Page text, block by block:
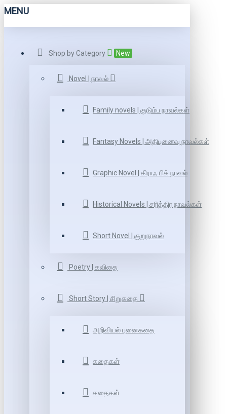
MENU
Shop by Category New
Novel | நாவல்
Family novels | குடும்ப நாவல்கள்
Fantasy Novels | அதிபுனைவு நாவல்கள்
Graphic Novel | கிராஃ பிக் நாவல்
Historical Novels | சரித்திர நாவல்கள்
Short Novel | குறுநாவல்
Poetry | கவிதை
Short Story | சிறுகதை
அறிவியல் புனைகதை
கதைகள்
கதைகள்